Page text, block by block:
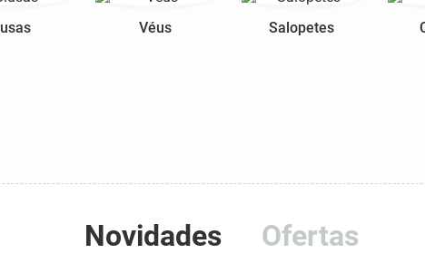
Véus Salopetes
Novidades Ofertas